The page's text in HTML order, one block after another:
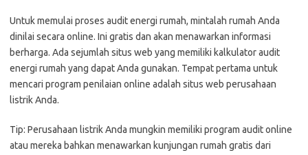
Untuk memulai proses audit energi rumah, mintalah rumah Anda
dinilai secara online. Ini gratis dan akan menawarkan informasi
berharga. Ada sejumlah situs web yang memiliki kalkulator audit
energi rumah yang dapat Anda gunakan. Tempat pertama untuk
mencari program penilaian online adalah situs web perusahaan
listrik Anda.
Tip: Perusahaan listrik Anda mungkin memiliki program audit online
atau mereka bahkan menawarkan kunjungan rumah gratis dari